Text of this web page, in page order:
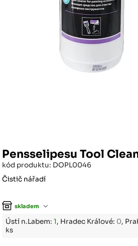
Pensselipesu Tool
kód produktu: DOPL0046
Čistič nářadí
skladem
Ústí n.Labem:1, Hradec Králové: 0,
ks